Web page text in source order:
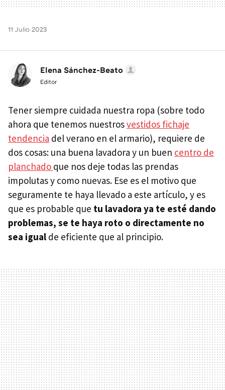
11 Julio 2023
Elena Sánchez-Beato
Editor
Tener siempre cuidada nuestra ropa (sobre todo
ahora que tenemos nuestrosvestidos fichaje
tendencia del verano en el armario), requiere de
dos cosas: una buena lavadora y un buen centro de
planchado que nos deje todas las prendas
impolutas y como nuevas. Ese es el motivo que
seguramente te haya llevado a este artículo, y es
que es probable que tu lavadora ya te esté dando
problemas, se te haya roto o directamente no
sea igual de eficiente que al principio.